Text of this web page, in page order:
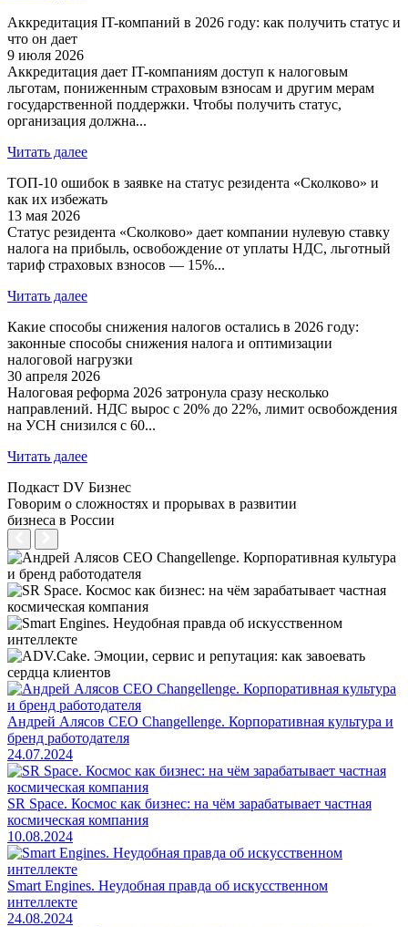
Аккредитация IT-компаний в 2026 году: как получить статус и
что он дает
9 июля 2026
Аккредитация дает IT-компаниям доступ к налоговым
льготам, пониженным страховым взносам и другим мерам
государственной поддержки. Чтобы получить статус,
организация должна...
Читать далее
ТОП-10 ошибок в заявке на статус резидента «Сколково» и
как их избежать
13 мая 2026
Статус резидента «Сколково» дает компании нулевую ставку
налога на прибыль, освобождение от уплаты НДС, льготный
тариф страховых взносов — 15%...
Читать далее
Какие способы снижения налогов остались в 2026 году:
законные способы снижения налога и оптимизации
налоговой нагрузки
30 апреля 2026
Налоговая реформа 2026 затронула сразу несколько
направлений. НДС вырос с 20% до 22%, лимит освобождения
на УСН снизился с 60...
Читать далее
Подкаст DV Бизнес
Говорим о сложностях и прорывах в развитии
бизнеса в России
Андрей Алясов CEO Changellenge. Корпоративная культура и
бренд работодателя
24.07.2024
SR Space. Космос как бизнес: на чём зарабатывает частная
космическая компания
10.08.2024
Smart Engines. Неудобная правда об искусственном
интеллекте
24.08.2024